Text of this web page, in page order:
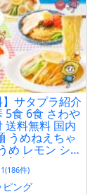
】サタプラ紹介
5食 6食 さわや
送料無料 国内
うめねえちゃ
め レモン シー
うめねぇちゃ
心 件)
ピング